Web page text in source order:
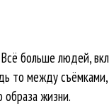
больше людей,
то между
образа жизни.